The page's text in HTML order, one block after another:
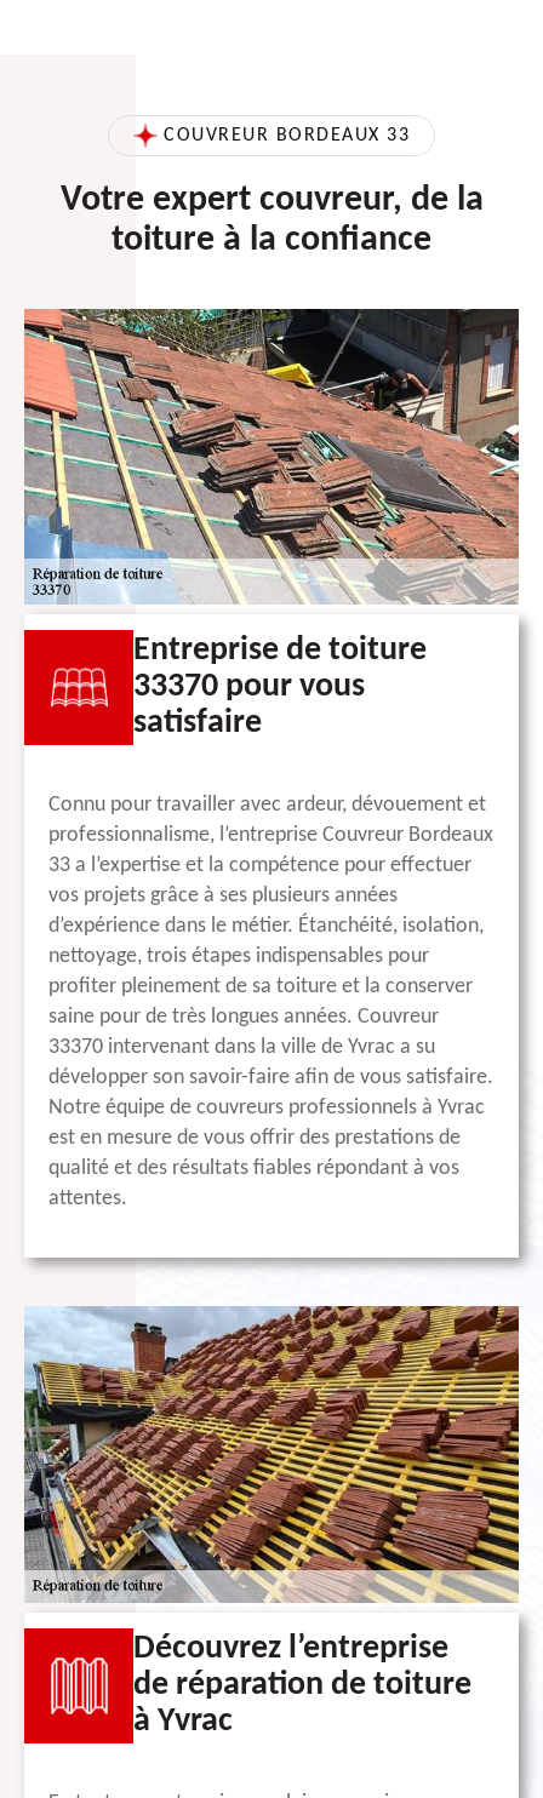
COUVREUR BORDEAUX 33
Votre expert couvreur, de la
toiture à la confiance
Entreprise de toiture
33370 pour vous
satisfaire
Connu pour travailler avec ardeur, dévouement et
professionnalisme, l’entreprise Couvreur Bordeaux
33 a l’expertise et la compétence pour effectuer
vos projets grâce à ses plusieurs années
d’expérience dans le métier. Étanchéité, isolation,
nettoyage, trois étapes indispensables pour
profiter pleinement de sa toiture et la conserver
saine pour de très longues années. Couvreur
33370 intervenant dans la ville de Yvrac a su
développer son savoir-faire afin de vous satisfaire.
Notre équipe de couvreurs professionnels à Yvrac
est en mesure de vous offrir des prestations de
qualité et des résultats fiables répondant à vos
attentes.
Découvrez l’entreprise
de réparation de toiture
à Yvrac